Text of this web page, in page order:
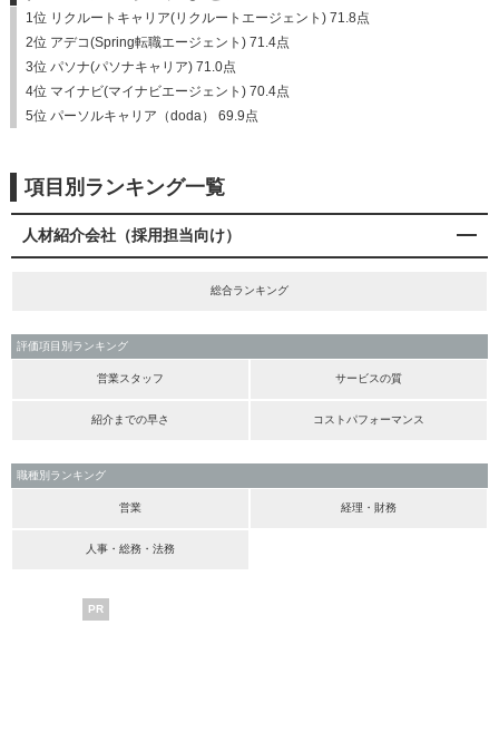
1位 リクルートキャリア(リクルートエージェント) 71.8点
2位 アデコ(Spring転職エージェント) 71.4点
3位 パソナ(パソナキャリア) 71.0点
4位 マイナビ(マイナビエージェント) 70.4点
5位 パーソルキャリア（doda） 69.9点
項目別ランキング一覧
人材紹介会社（採用担当向け）
総合ランキング
評価項目別ランキング
営業スタッフ サービスの質
紹介までの早さ コストパフォーマンス
職種別ランキング
営業 経理・財務
人事・総務・法務
PR